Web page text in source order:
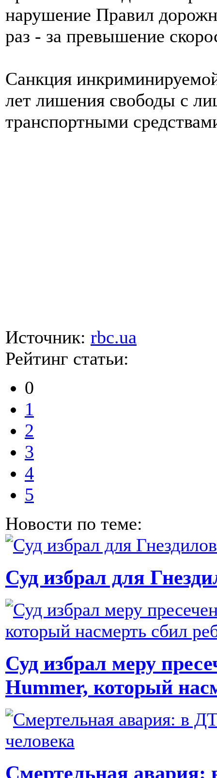
нарушение Правил
раз - за превышение
Санкция
лет лишения свободы с
транспортными
Источник: rbc.ua
Рейтинг статьи:
0
1
2
3
4
5
Новости по теме:
Суд избрал для
Суд избрал меру
Hummer, который
Смертельная